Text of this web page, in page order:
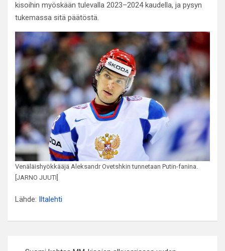
kisoihin myöskään tulevalla 2023–2024 kaudella, ja pysyn
tukemassa sitä päätöstä.
Venäläishyökkääjä Aleksandr Ovetshkin tunnetaan Putin-fanina.
[JARNO JUUTI]
Lähde: Iltalehti